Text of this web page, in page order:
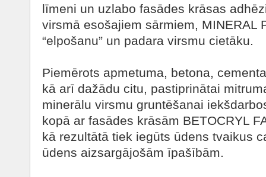
līmeni un uzlabo fasādes krāsas
virsmā esošajiem sārmiem, MINERAL
“elpošanu” un padara virsmu cietāku.
Piemērots apmetuma, betona,
kā arī dažādu citu, pastiprinātai
minerālu virsmu gruntēšanai
kopā ar fasādes krāsām BETOCRYL
kā rezultātā tiek iegūts ūdens tvaikus
ūdens aizsargājošām īpašībām.